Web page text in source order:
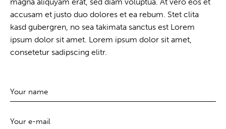
accusam et justo duo dolores et ea rebum. Stet clita
kasd gubergren, no sea takimata sanctus est Lorem
ipsum dolor sit amet. Lorem ipsum dolor sit amet,
consetetur sadipscing elitr.